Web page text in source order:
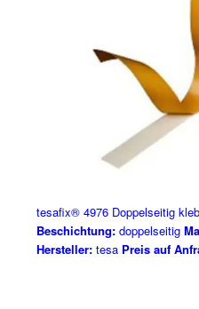
tesafix® 4976 Doppelseitig
Beschichtung:doppelseitig
Hersteller:tesa Preis auf